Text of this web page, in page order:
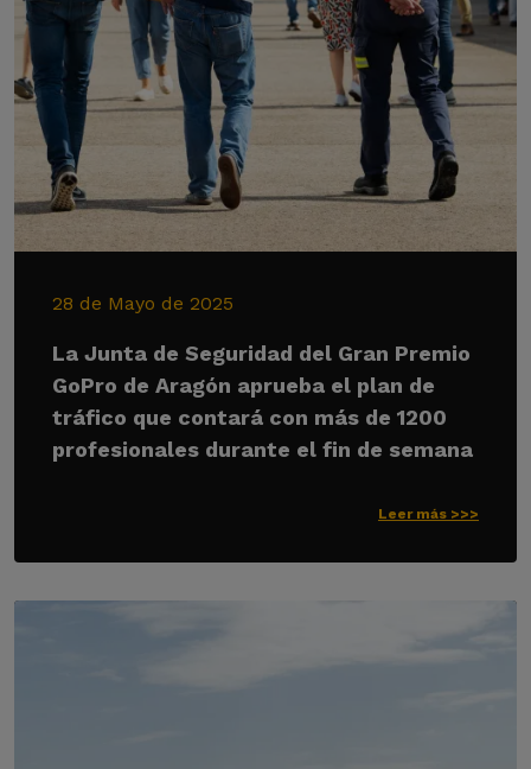
28 de Mayo de 2025
La Junta de Seguridad del Gran Premio
GoPro de Aragón aprueba el plan de
tráfico que contará con más de 1200
profesionales durante el fin de semana
Leer más >>>